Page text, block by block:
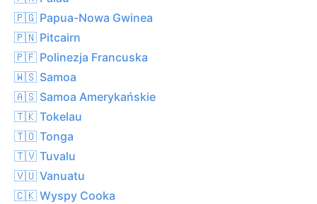
🇵🇬 Papua-Nowa Gwinea
🇵🇳 Pitcairn
🇵🇫 Polinezja Francuska
🇼🇸 Samoa
🇦🇸 Samoa Amerykańskie
🇹🇰 Tokelau
🇹🇴 Tonga
🇹🇻 Tuvalu
🇻🇺 Vanuatu
🇨🇰 Wyspy Cooka